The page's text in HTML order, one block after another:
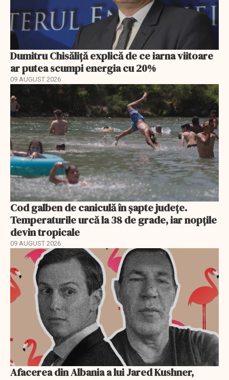
Dumitru Chisăliță explică de ce iarna viitoare
ar putea scumpi energia cu 20%
09 AUGUST 2026
Cod galben de caniculă în șapte județe.
Temperaturile urcă la 38 de grade, iar nopțile
devin tropicale
09 AUGUST 2026
Afacerea din Albania a lui Jared Kushner,